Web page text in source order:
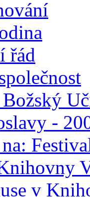
řád
Božský
-
v